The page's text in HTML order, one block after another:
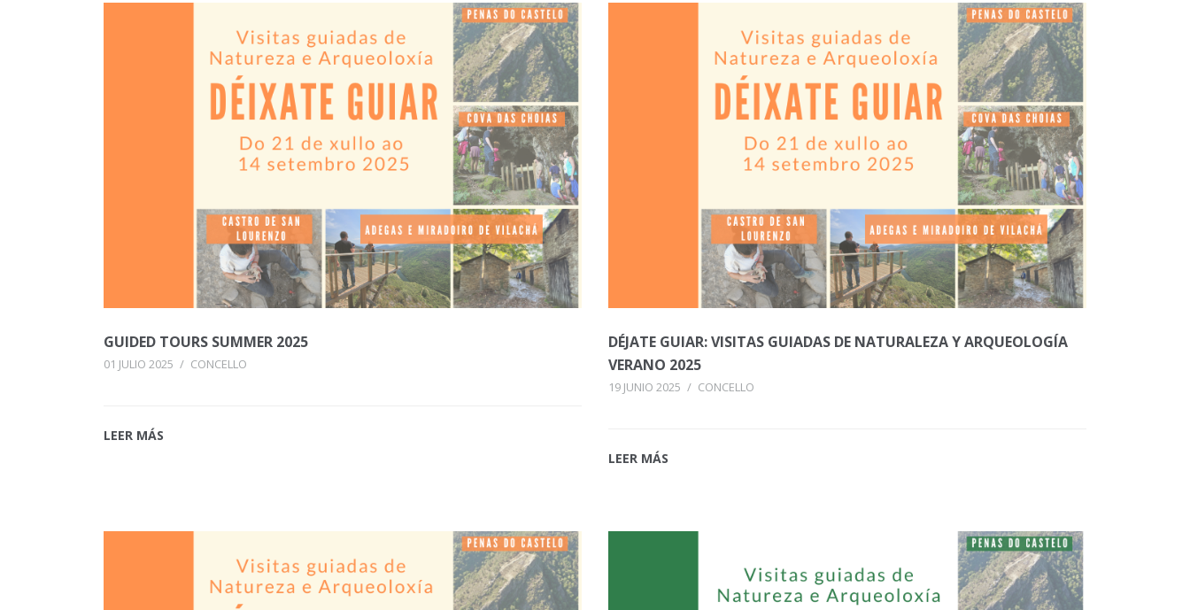
GUIDED TOURS SUMMER 2025
01 JULIO 2025 / CONCELLO
LEER MÁS
DÉJATE GUIAR: VISITAS GUIADAS DE NATURALEZA Y ARQUEOLOGÍA
VERANO 2025
19 JUNIO 2025 / CONCELLO
LEER MÁS